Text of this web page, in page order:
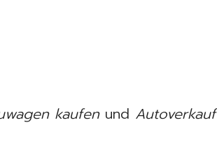
kaufenund Autoverkauf